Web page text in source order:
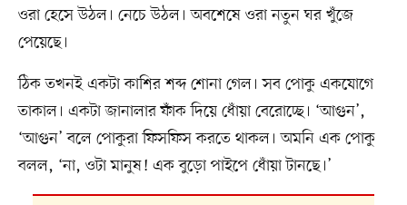
ওরা হেসে উঠল। নেচে উঠল। অবশেষে ওরা নতুন ঘর খুঁজে
পেয়েছে।
ঠিক তখনই একটা কাশির শব্দ শোনা গেল। সব পোকু একযোগে
তাকাল। একটা জানালার ফাঁক দিয়ে ধোঁয়া বেরোচ্ছে। ‘আগুন’,
‘আগুন’ বলে পোকুরা ফিসফিস করতে থাকল। অমনি এক পোকু
বলল, ‘না, ওটা মানুষ! এক বুড়ো পাইপে ধোঁয়া টানছে।’